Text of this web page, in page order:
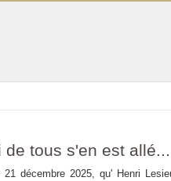
de tous s'en est allé...
décembre 2025, qu' Henri